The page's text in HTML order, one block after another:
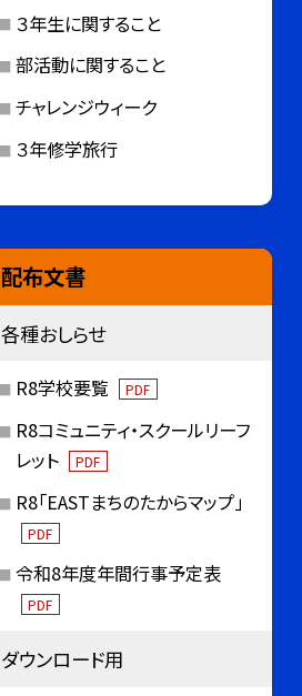
３年生に関すること
部活動に関すること
チャレンジウィーク
３年修学旅行
配布文書
各種おしらせ
R8学校要覧 PDF
R8コミュニティ・スクールリーフ
レット
PDF
R8「EASTまちのたからマップ」
PDF
令和8年度年間行事予定表
PDF
ダウンロード用